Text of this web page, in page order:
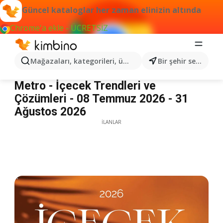
Güncel kataloglar her zaman elinizin altında
Chrome'a ekle - ÜCRETSİZ
Mağazaları, kategorileri, ürünleri arayın... Bir şehir seçin
Metro - İçecek Trendleri ve Çözümleri
Metro - İçecek Trendleri ve
Çözümleri - 08 Temmuz 2026 - 31
Ağustos 2026
İLANLAR